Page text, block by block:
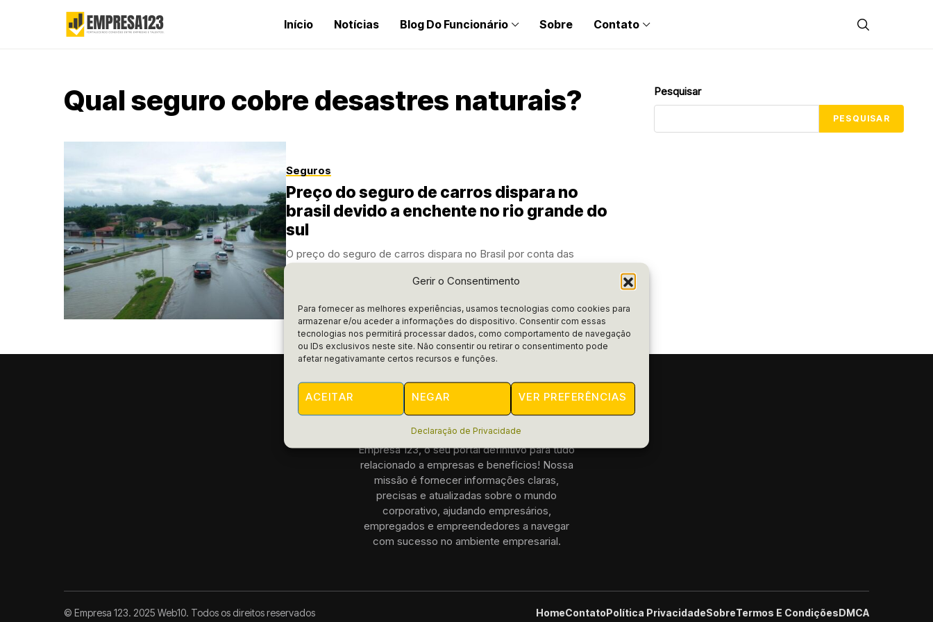
Gerir o Consentimento
Para fornecer as melhores experiências, usamos tecnologias como cookies para
armazenar e/ou aceder a informações do dispositivo. Consentir com essas
tecnologias nos permitirá processar dados, como comportamento de navegação
ou IDs exclusivos neste site. Não consentir ou retirar o consentimento pode
afetar negativamante certos recursos e funções.
ACEITAR NEGAR VER PREFERÊNCIAS
Declaração de Privacidade
Início Notícias Blog Do Funcionário Sobre Contato
Qual seguro cobre desastres naturais?
Seguros
Preço do seguro de carros dispara no
brasil devido a enchente no rio grande do
sul
O preço do seguro de carros dispara no Brasil por conta das
enchentes no Rio Grande do Sul. Quer saber como isso pode...
Pesquisar
PESQUISAR
Empresa 123, o seu portal definitivo para tudo
relacionado a empresas e benefícios! Nossa
missão é fornecer informações claras,
precisas e atualizadas sobre o mundo
corporativo, ajudando empresários,
empregados e empreendedores a navegar
com sucesso no ambiente empresarial.
© Empresa 123. 2025 Web10. Todos os direitos reservados HomeContatoPolítica PrivacidadeSobreTermos E CondiçõesDMCA